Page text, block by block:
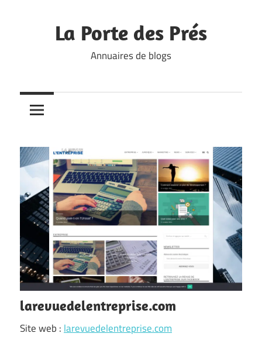
La Porte des Prés
Annuaires de blogs
larevuedelentreprise.com
Site web : larevuedelentreprise.com